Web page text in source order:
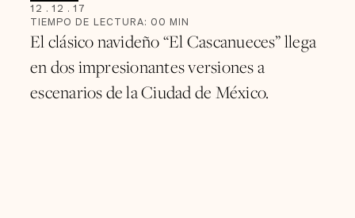
12 . 12 . 17
TIEMPO DE LECTURA: 00 MIN
El clásico navideño “El Cascanueces” llega
en dos impresionantes versiones a
escenarios de la Ciudad de México.